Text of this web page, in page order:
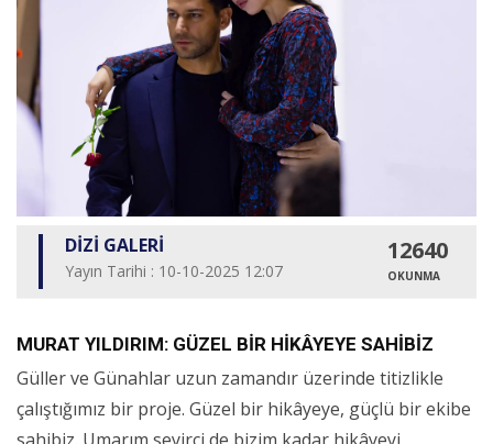
DİZİ GALERİ
Yayın Tarihi : 10-10-2025 12:07
12640
OKUNMA
MURAT YILDIRIM: GÜZEL BİR HİKÂYEYE SAHİBİZ
Güller ve Günahlar uzun zamandır üzerinde titizlikle
çalıştığımız bir proje. Güzel bir hikâyeye, güçlü bir ekibe
sahibiz. Umarım seyirci de bizim kadar hikâyeyi